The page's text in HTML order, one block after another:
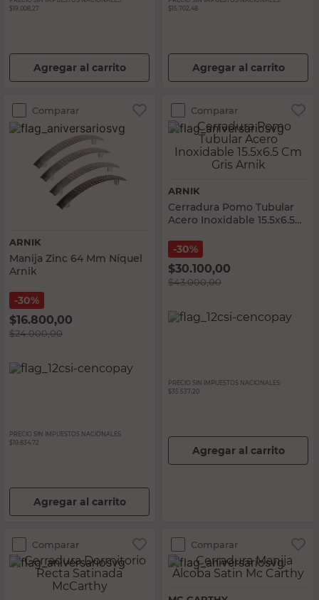
$19.008,27
Agregar al carrito
$15.702,48
Agregar al carrito
Comparar
ARNIK
Manija Zinc 64 Mm Níquel
Arnik
30%
$16.800,00
$24.000,00
PRECIO SIN IMPUESTOS NACIONALES:
$19.834,72
Agregar al carrito
Comparar
ARNIK
Cerradura Pomo Tubular
Acero Inoxidable 15.5x6.5
30%
$30.100,00
$43.000,00
PRECIO SIN IMPUESTOS NACIONALES:
$35.537,20
Agregar al carrito
Comparar Comparar